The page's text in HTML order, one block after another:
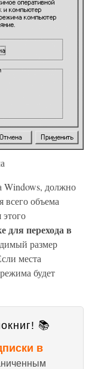
Windows, должно
всего объема
для перехода в
размер
места
будет
📚
в